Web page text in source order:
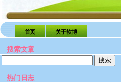
首页 关于软博
搜索文章
热门日志